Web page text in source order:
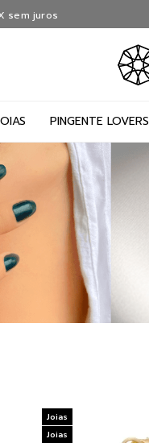
sem juros
PINGENTE LOVERS
Joias
Joias